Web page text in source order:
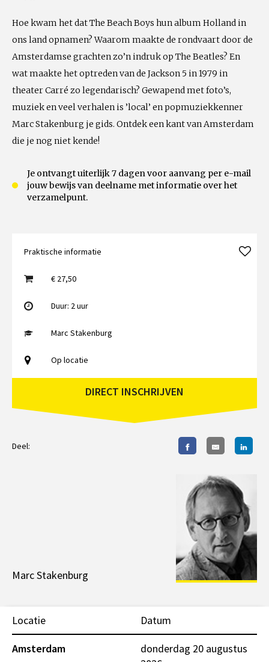
Hoe kwam het dat The Beach Boys hun album Holland in
ons land opnamen? Waarom maakte de rondvaart door de
Amsterdamse grachten zo’n indruk op The Beatles? En
wat maakte het optreden van de Jackson 5 in 1979 in
theater Carré zo legendarisch? Gewapend met foto’s,
muziek en veel verhalen is ’local’ en popmuziekkenner
Marc Stakenburg je gids. Ontdek een kant van Amsterdam
die je nog niet kende!
Je ontvangt uiterlijk 7 dagen voor aanvang per e-mail
jouw bewijs van deelname met informatie over het
verzamelpunt.
Praktische informatie
€ 27,50
Duur: 2 uur
Marc Stakenburg
Op locatie
DIRECT INSCHRIJVEN
Deel:
Marc Stakenburg
Locatie Datum
Amsterdam
donderdag 20 augustus